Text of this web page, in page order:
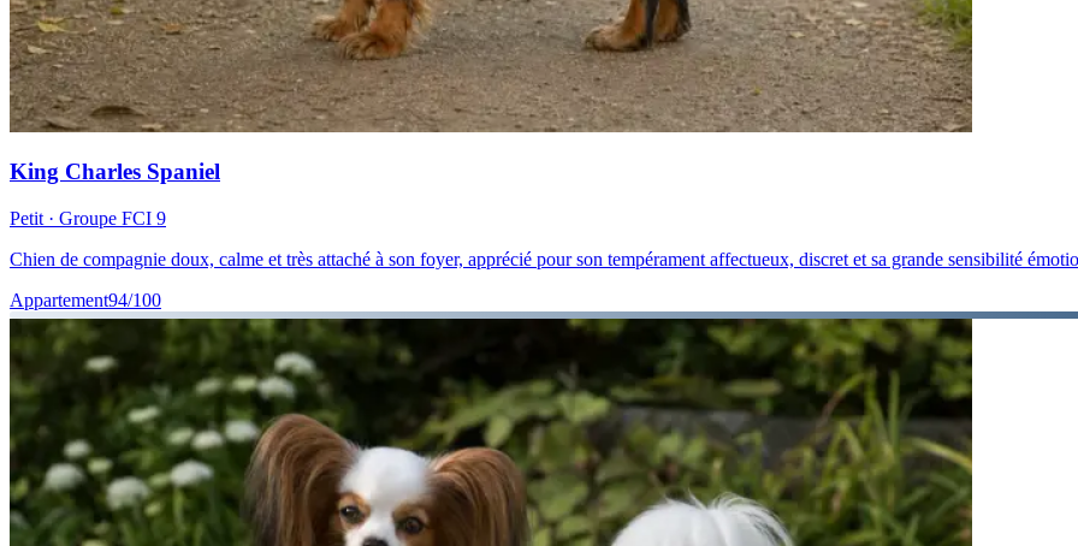
King Charles Spaniel
Petit · Groupe FCI 9
Chien de compagnie doux, calme et très attaché à son foyer, apprécié pour son tempérament affectueux, discret et sa grande sensibilité
Appartement94/100